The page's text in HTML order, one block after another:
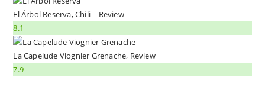
El Árbol Reserva, Chili – Review
8.1
La Capelude Viognier Grenache, Review
7.9